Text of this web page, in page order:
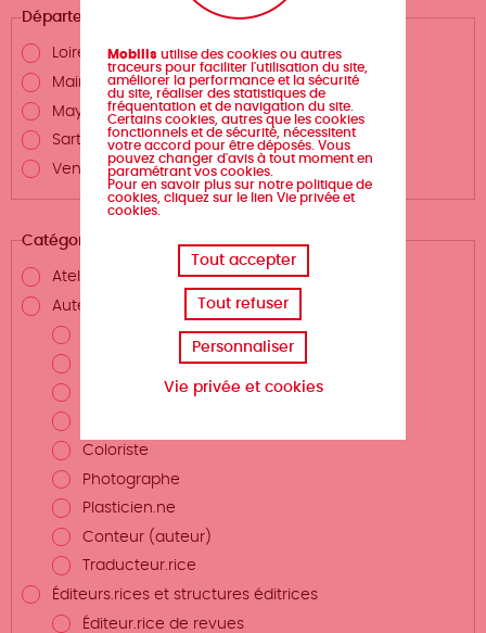
Département
Loire-Atlantique
Maine-et-Loire
Mayenne
Sarthe
Vendée
Catégories
Atelier d'écriture
Auteurs.rices et métiers de la création
Illustrateur.rice
Coloriste
Photographe
Plasticien.ne
Conteur (auteur)
Traducteur.rice
Éditeurs.rices et structures éditrices
Éditeur.rice de revues
Mobilis utilise des cookies ou autres
traceurs pour faciliter l'utilisation du site,
améliorer la performance et la sécurité
du site, réaliser des statistiques de
fréquentation et de navigation du site.
Certains cookies, autres que les cookies
fonctionnels et de sécurité, nécessitent
votre accord pour être déposés. Vous
pouvez changer d'avis à tout moment en
paramétrant vos cookies.
Pour en savoir plus sur notre politique de
cookies, cliquez sur le lien Vie privée et
cookies.
Tout accepter
Tout refuser
Personnaliser
Vie privée et cookies